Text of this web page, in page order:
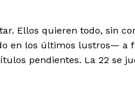
Ellos quieren todo, sin
en los últimos lustros— a
pendientes. La 22 se